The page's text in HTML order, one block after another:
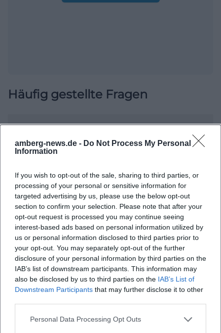
amberg-news.de - Do Not Process My Personal
Information
If you wish to opt-out of the sale, sharing to third parties, or
processing of your personal or sensitive information for
targeted advertising by us, please use the below opt-out
section to confirm your selection. Please note that after your
opt-out request is processed you may continue seeing
interest-based ads based on personal information utilized by
us or personal information disclosed to third parties prior to
your opt-out. You may separately opt-out of the further
disclosure of your personal information by third parties on the
IAB’s list of downstream participants. This information may
also be disclosed by us to third parties on the IAB’s List of
Downstream Participants that may further disclose it to other
Personal Data Processing Opt Outs
Häufig gestellte Fragen
Wann findet Kunstrausch 2026 statt?
Ist der Eintritt kostenfrei?
Wo findet die Veranstaltung statt?
Gibt es ein Rahmenprogramm?
Sind offizielle Social-Media-Kanäle bekannt?
Ist die Ausstellung für einen Familienbesuch
geeignet?